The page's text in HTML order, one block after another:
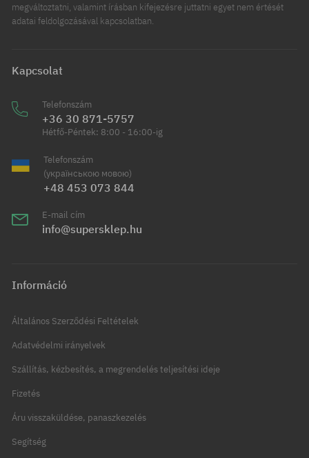
megváltoztatni, valamint írásban kifejezésre juttatni egyet nem értését
adatai feldolgozásával kapcsolatban.
Kapcsolat
Telefonszám
+36 30 871-5757
Hétfő-Péntek: 8:00 - 16:00-ig
Telefonszám
(українською мовою)
+48 453 073 844
E-mail cím
info@supersklep.hu
Információ
Általános Szerződési Feltételek
Adatvédelmi irányelvek
Szállítás, kézbesítés, a megrendelés teljesítési ideje
Fizetés
Áru visszaküldése, panaszkezelés
Segítség